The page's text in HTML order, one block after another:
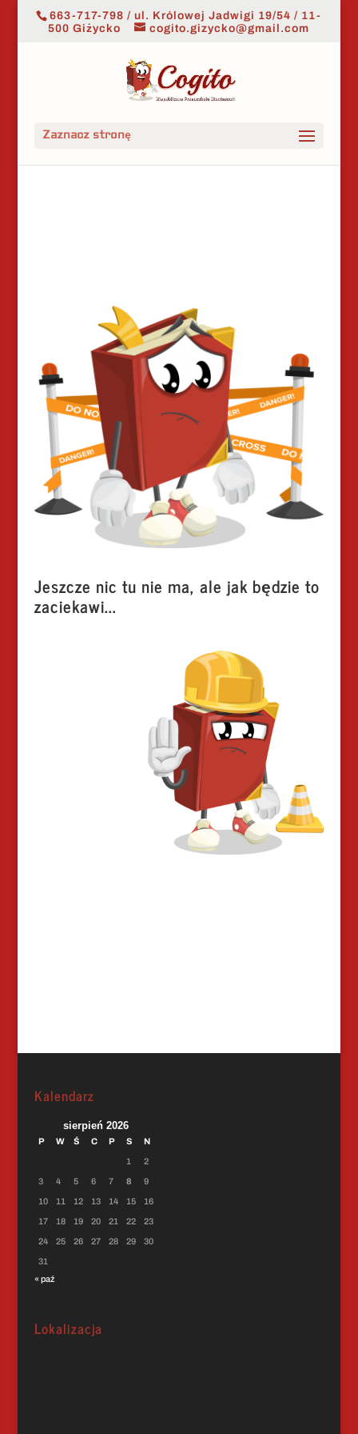
663-717-798 / ul. Królowej Jadwigi 19/54 / 11-
500 Giżycko
cogito.gizycko@gmail.com
Zaznacz stronę
Jeszcze nic tu nie ma, ale jak będzie to
zaciekawi...
Kalendarz
sierpień 2026
P W Ś C P S N
1 2
3 4 5 6 7 8 9
10 11 12 13 14 15 16
17 18 19 20 21 22 23
24 25 26 27 28 29 30
31
« paź
Lokalizacja